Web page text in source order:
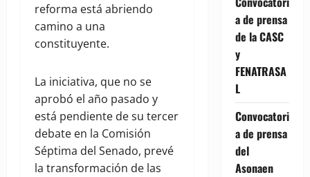
reforma está abriendo
camino a una
constituyente.
La iniciativa, que no se
aprobó el año pasado y
está pendiente de su tercer
debate en la Comisión
Séptima del Senado, prevé
la transformación de las
a de prensa
de la CASC
y
FENATRASA
L
Convocatori
a de prensa
del
Asonaen